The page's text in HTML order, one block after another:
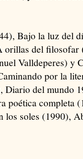
Bajo la luz del
orillas del filosofar
Valldeperes) y
por la
Diario del mundo
poética completa
los soles (1990),